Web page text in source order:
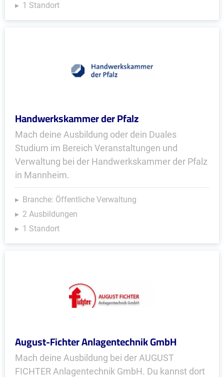
1 Standort
Handwerkskammer der Pfalz
Mach deine Ausbildung oder dein Duales
Studium im Bereich Veranstaltungen und
Verwaltung bei der Handwerkskammer der Pfalz
in Mannheim.
Branche: Öffentliche Verwaltung
2 Ausbildungen
1 Standort
August-Fichter Anlagentechnik GmbH
Mach deine Ausbildung bei der AUGUST
FICHTER Anlagentechnik GmbH. Du kannst dort